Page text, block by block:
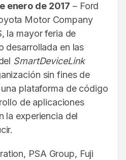
enero de 2017 – Ford
Motor Company
la mayor feria de
desarrollada en las
SmartDeviceLink
sin fines de
plataforma de código
de aplicaciones
la experiencia del
PSA Group, Fuji